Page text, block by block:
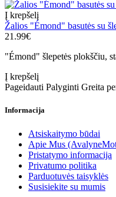
Į krepšelį
Žalios "Émond" basutės su
21.99€
"Émond" šlepetės plokščiu,
Į krepšelį
Pageidauti Palyginti Greita
Informacija
Atsiskaitymo būdai
Apie Mus
Pristatymo informacija
Privatumo politika
Parduotuvės taisyklės
Susisiekite su mumis